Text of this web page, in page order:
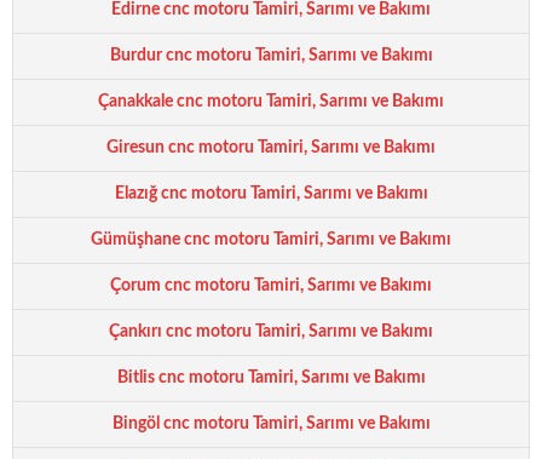
Edirne cnc motoru Tamiri, Sarımı ve Bakımı
Burdur cnc motoru Tamiri, Sarımı ve Bakımı
Çanakkale cnc motoru Tamiri, Sarımı ve Bakımı
Giresun cnc motoru Tamiri, Sarımı ve Bakımı
Elazığ cnc motoru Tamiri, Sarımı ve Bakımı
Gümüşhane cnc motoru Tamiri, Sarımı ve Bakımı
Çorum cnc motoru Tamiri, Sarımı ve Bakımı
Çankırı cnc motoru Tamiri, Sarımı ve Bakımı
Bitlis cnc motoru Tamiri, Sarımı ve Bakımı
Bingöl cnc motoru Tamiri, Sarımı ve Bakımı